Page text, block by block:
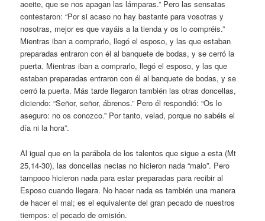
aceite, que se nos apagan las lámparas.” Pero las sensatas
contestaron: “Por si acaso no hay bastante para vosotras y
nosotras, mejor es que vayáis a la tienda y os lo compréis.”
Mientras iban a comprarlo, llegó el esposo, y las que estaban
preparadas entraron con él al banquete de bodas, y se cerró la
puerta. Mientras iban a comprarlo, llegó el esposo, y las que
estaban preparadas entraron con él al banquete de bodas, y se
cerró la puerta. Más tarde llegaron también las otras doncellas,
diciendo: “Señor, señor, ábrenos.” Pero él respondió: “Os lo
aseguro: no os conozco.” Por tanto, velad, porque no sabéis el
día ni la hora”.
Al igual que en la parábola de los talentos que sigue a esta (Mt
25,14-30), las doncellas necias no hicieron nada “malo”. Pero
tampoco hicieron nada para estar preparadas para recibir al
Esposo cuando llegara. No hacer nada es también una manera
de hacer el mal; es el equivalente del gran pecado de nuestros
tiempos: el pecado de omisión.